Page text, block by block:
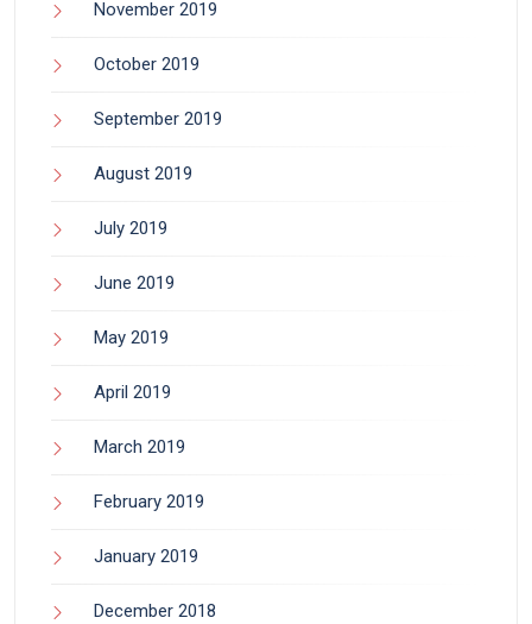
November 2019
October 2019
September 2019
August 2019
July 2019
June 2019
May 2019
April 2019
March 2019
February 2019
January 2019
December 2018